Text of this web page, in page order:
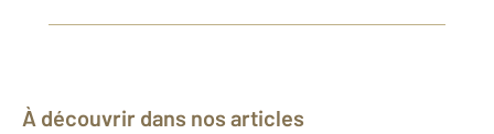
À découvrir dans nos articles